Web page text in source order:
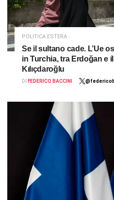
POLITICA ESTERA
Se il sultano cade. L’Ue
in Turchia, tra Erdoğan e
Kılıçdaroğlu
DI FEDERICO BACCINI